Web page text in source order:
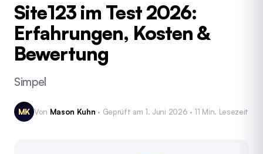
Site123 im Test 2026:
Erfahrungen, Kosten &
Bewertung
Simpel
MK Von Mason Kuhn · Geprüft am 1. Juni 2026 · 11 Min. Lesezeit